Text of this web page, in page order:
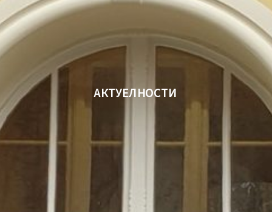
АКТУЕЛНОСТИ